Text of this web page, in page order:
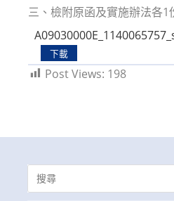
三、檢附原函及實施辦法各1
下載
Post Views: 198
Search
for: